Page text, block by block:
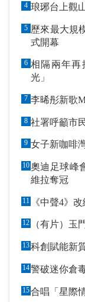
4 琅琊台上觀
5 歷來最大規
式開幕
6 相隔兩年再推新專輯
光」
7 李晞彤新歌
8 社署呼籲市
9 女子新咖啡
10奧迪足球峰
維拉奪冠
11 《中聲4》
12 （有片）玉
13科創賦能新
14警破迷你倉
15